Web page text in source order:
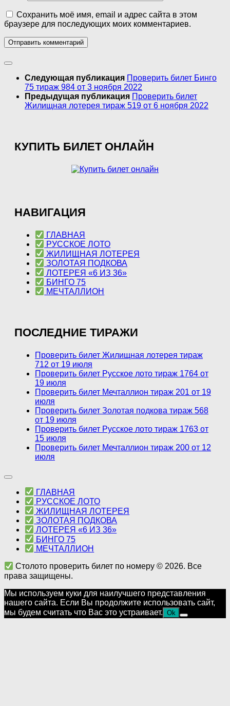
Сохранить моё имя, email и адрес сайта в этом
браузере для последующих моих комментариев.
Следующая публикация Проверить билет Бинго
75 тираж 984 от 3 ноября 2022
Предыдущая публикация Проверить билет
Жилищная лотерея тираж 519 от 6 ноября 2022
КУПИТЬ БИЛЕТ ОНЛАЙН
НАВИГАЦИЯ
ГЛАВНАЯ
РУССКОЕ ЛОТО
ЖИЛИЩНАЯ ЛОТЕРЕЯ
ЗОЛОТАЯ ПОДКОВА
ЛОТЕРЕЯ «6 ИЗ 36»
БИНГО 75
МЕЧТАЛЛИОН
ПОСЛЕДНИЕ ТИРАЖИ
Проверить билет Жилищная лотерея тираж
712 от 19 июля
Проверить билет Русское лото тираж 1764 от
19 июля
Проверить билет Мечталлион тираж 201 от 19
июля
Проверить билет Золотая подкова тираж 568
от 19 июля
Проверить билет Русское лото тираж 1763 от
15 июля
Проверить билет Мечталлион тираж 200 от 12
июля
ГЛАВНАЯ
РУССКОЕ ЛОТО
ЖИЛИЩНАЯ ЛОТЕРЕЯ
ЗОЛОТАЯ ПОДКОВА
ЛОТЕРЕЯ «6 ИЗ 36»
БИНГО 75
МЕЧТАЛЛИОН
Столото проверить билет по номеру © 2026. Все
права защищены.
Мы используем куки для наилучшего представления
нашего сайта. Если Вы продолжите использовать сайт,
мы будем считать что Вас это устраивает. Ok